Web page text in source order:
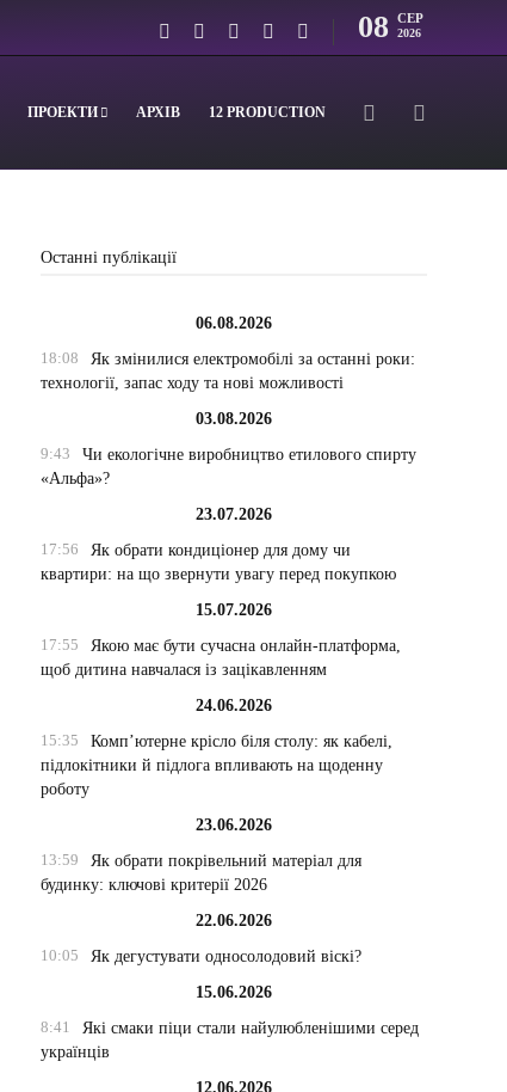
08 СЕР
2026
ПРОЕКТИ АРХІВ 12 PRODUCTION
Останні публікації
06.08.2026
18:08
Як змінилися електромобілі за останні роки:
технології, запас ходу та нові можливості
03.08.2026
9:43
Чи екологічне виробництво етилового спирту
«Альфа»?
23.07.2026
17:56
Як обрати кондиціонер для дому чи
квартири: на що звернути увагу перед покупкою
15.07.2026
17:55
Якою має бути сучасна онлайн-платформа,
щоб дитина навчалася із зацікавленням
24.06.2026
15:35
Комп’ютерне крісло біля столу: як кабелі,
підлокітники й підлога впливають на щоденну
роботу
23.06.2026
13:59
Як обрати покрівельний матеріал для
будинку: ключові критерії 2026
22.06.2026
10:05
Як дегустувати односолодовий віскі?
15.06.2026
8:41
Які смаки піци стали найулюбленішими серед
українців
12.06.2026